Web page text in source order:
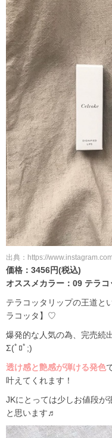
出典：https://
価格：3456円(税込)
オススメカラー：09 テラコ
テラコッタリップの王道と
ラコッタ】♡
爆発的な人気の為、完売続
Σ(ﾟﾛﾟ;)
透け感と艶感が弾ける発色
叶えてくれます！
JKにとっては少しお値段が
と思います♬︎